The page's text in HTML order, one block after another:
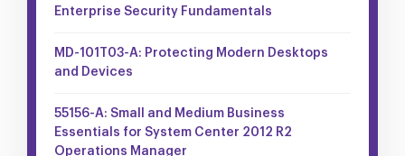
Enterprise Security Fundamentals
MD-101T03-A: Protecting Modern Desktops
and Devices
55156-A: Small and Medium Business
Essentials for System Center 2012 R2
Operations Manager